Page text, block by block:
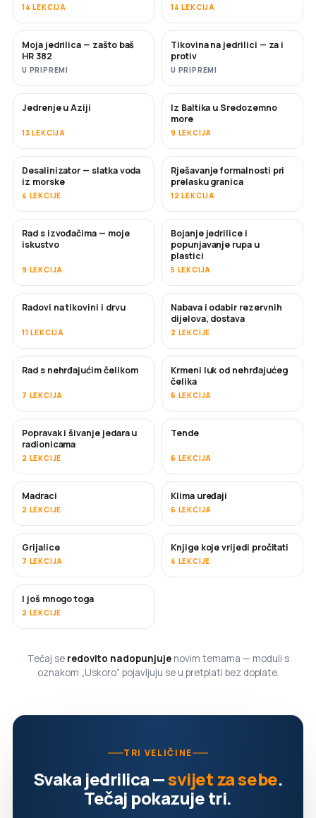
14 LEKCIJA 14 LEKCIJA
USKORO
Moja jedrilica — zašto baš
HR 382
U PRIPREMI
USKORO
Tikovina na jedrilici — za i
protiv
U PRIPREMI
USKORO
Jedrenje u Aziji
13 LEKCIJA
USKORO
Iz Baltika u Sredozemno
more
9 LEKCIJA
USKORO
Desalinizator — slatka voda
iz morske
4 LEKCIJE
Rješavanje formalnosti pri
prelasku granica
12 LEKCIJA
USKORO
Rad s izvođačima — moje
iskustvo
9 LEKCIJA
USKORO
Bojanje jedrilice i
popunjavanje rupa u
plastici
5 LEKCIJA
Radovi na tikovini i drvu
11 LEKCIJA
USKORO
Nabava i odabir rezervnih
dijelova, dostava
2 LEKCIJE
USKORO
Rad s nehrđajućim čelikom
7 LEKCIJA
Krmeni luk od nehrđajućeg
čelika
6 LEKCIJA
USKORO
Popravak i šivanje jedara u
radionicama
2 LEKCIJE
Tende
6 LEKCIJA
Madraci
2 LEKCIJE
USKORO
Klima uređaji
6 LEKCIJA
USKORO
Grijalice
7 LEKCIJA
USKORO
Knjige koje vrijedi pročitati
4 LEKCIJE
USKORO
I još mnogo toga
2 LEKCIJE
Tečaj se redovito nadopunjujenovim temama — moduli s
oznakom „Uskoro” pojavljuju se u pretplati bez doplate.
TRI VELIČINE
Svaka jedrilica —svijet za sebe.
Tečaj pokazuje tri.